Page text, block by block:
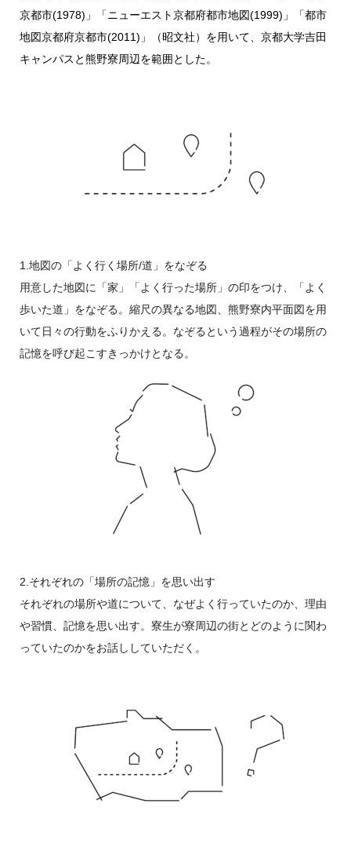
京都市(1978)」「ニューエスト京都府都市地図(1999)」「都市
地図京都府京都市(2011)」（昭文社）を用いて、京都大学吉田
キャンパスと熊野寮周辺を範囲とした。
1.地図の「よく行く場所/道」をなぞる
用意した地図に「家」「よく行った場所」の印をつけ、「よく
歩いた道」をなぞる。縮尺の異なる地図、熊野寮内平面図を用
いて日々の行動をふりかえる。なぞるという過程がその場所の
記憶を呼び起こすきっかけとなる。
2.それぞれの「場所の記憶」を思い出す
それぞれの場所や道について、なぜよく行っていたのか、理由
や習慣、記憶を思い出す。寮生が寮周辺の街とどのように関わ
っていたのかをお話ししていただく。